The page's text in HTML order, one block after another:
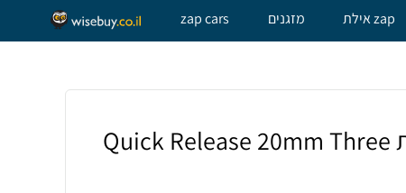
zap אילת מזגנים zap cars
רצועת ברזל חוליות Quick Release 20mm Three